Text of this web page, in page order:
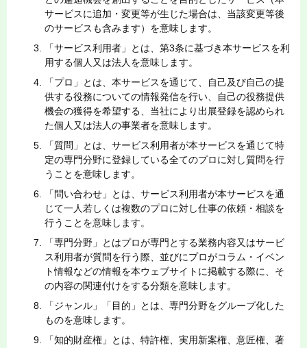
サービスに追加・変更等が生じた場合は、当該変更等後
のサービスも含みます）を意味します。
「サービス利用者」とは、第3条に基づき本サービスを利
用する個人又は法人を意味します。
「プロ」とは、本サービスを通じて、自己及び自己の提
供する役務についての情報発信を行い、自己の役務提供
機会の獲得を希望する、当社により出展登録を認められ
た個人又は法人の事業者を意味します。
「質問」とは、サービス利用者が本サービスを通じて特
定の専門分野に登録している全てのプロに対し質問を行
うことを意味します。
「問い合わせ」とは、サービス利用者が本サービスを通
じて一人若しくは複数のプロに対し仕事の依頼・相談を
行うことを意味します。
「専門分野」とはプロが専門とする業務内容又はサービ
ス利用者が質問を行う際、並びにプロがコラム・イベン
ト情報などの情報を本ウェブサイトに掲載する際に、そ
の内容の関連付けをする分類を意味します。
「ジャンル」「目的」とは、専門分野をグループ化した
ものを意味します。
「知的財産権」とは、特許権、実用新案権、意匠権、著